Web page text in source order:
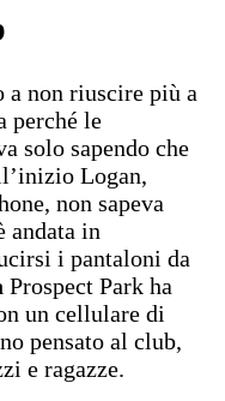
a non riuscire più a
perché le
solo sapendo che
Logan,
non sapeva
andata in
i pantaloni da
Prospect Park ha
un cellulare di
pensato al club,
e ragazze.